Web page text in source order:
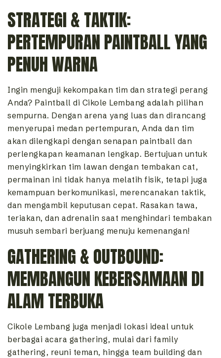
STRATEGI & TAKTIK:
PERTEMPURAN PAINTBALL YANG
PENUH WARNA
Ingin menguji kekompakan tim dan strategi perang
Anda? Paintball di Cikole Lembang adalah pilihan
sempurna. Dengan arena yang luas dan dirancang
menyerupai medan pertempuran, Anda dan tim
akan dilengkapi dengan senapan paintball dan
perlengkapan keamanan lengkap. Bertujuan untuk
menyingkirkan tim lawan dengan tembakan cat,
permainan ini tidak hanya melatih fisik, tetapi juga
kemampuan berkomunikasi, merencanakan taktik,
dan mengambil keputusan cepat. Rasakan tawa,
teriakan, dan adrenalin saat menghindari tembakan
musuh sembari berjuang menuju kemenangan!
GATHERING & OUTBOUND:
MEMBANGUN KEBERSAMAAN DI
ALAM TERBUKA
Cikole Lembang juga menjadi lokasi ideal untuk
berbagai acara gathering, mulai dari family
gathering, reuni teman, hingga team building dan